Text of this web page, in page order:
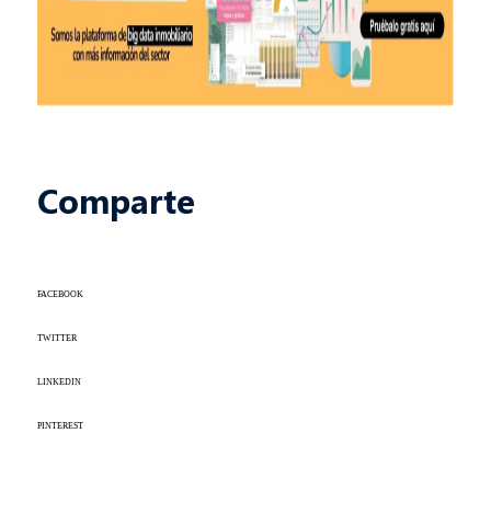
Comparte
FACEBOOK
TWITTER
LINKEDIN
PINTEREST